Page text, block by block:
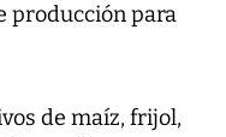
producción para
de maíz, frijol,